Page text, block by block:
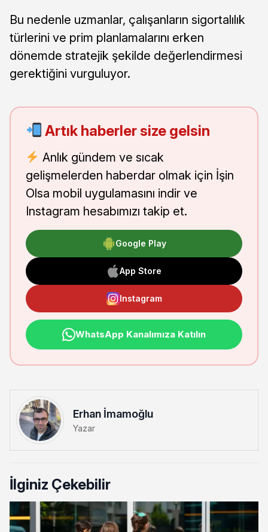
Bu nedenle uzmanlar, çalışanların sigortalılık
türlerini ve prim planlamalarını erken
dönemde stratejik şekilde değerlendirmesi
gerektiğini vurguluyor.
Artık haberler size gelsin
Anlık gündem ve sıcak
gelişmelerden haberdar olmak için İşin
Olsa mobil uygulamasını indir ve
Instagram hesabımızı takip et.
Google Play
App Store
Instagram
WhatsApp Kanalımıza Katılın
Erhan İmamoğlu
Yazar
İlginiz Çekebilir